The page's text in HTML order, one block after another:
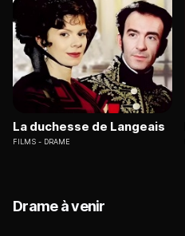
La duchesse de Langeais
FILMS DRAME
Drame à venir